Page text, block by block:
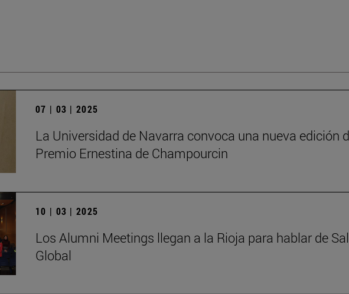
07 | 03 | 2025
La Universidad de Navarra convoca una nueva edición
Premio Ernestina de Champourcin
10 | 03 | 2025
Los Alumni Meetings llegan a la Rioja para hablar de
Global